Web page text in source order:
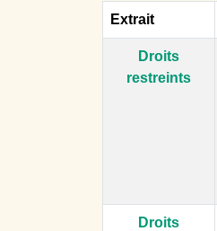
Extrait
Droits
restreints
Droits